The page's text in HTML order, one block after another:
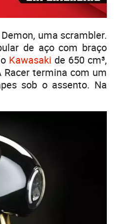
uma scrambler.
de aço com braço
Kawasaki de 650 cm³,
Racer termina com um
sob o assento. Na